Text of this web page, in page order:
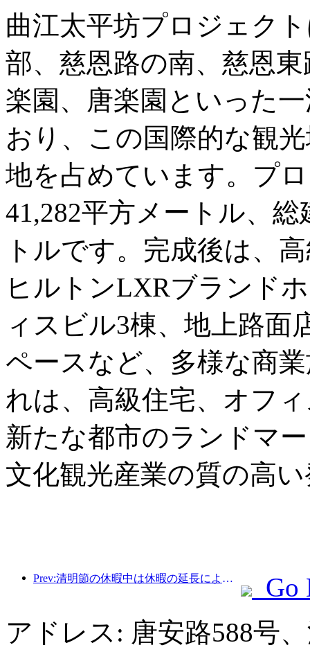
曲江太平坊プロジェク
部、慈恩路の南、慈恩
楽園、唐楽園といった
おり、この国際的な観
地を占めています。プ
41,282平方メートル、
トルです。完成後は、
ヒルトンLXRブランド
ィスビル3棟、地上路面
ペースなど、多様な商
れは、高級住宅、オフ
新たな都市のランドマ
文化観光産業の質の高
Prev:清明節の休暇中は休暇の延長により旅行が急増し、多くの都市で外出や花見のために訪問者数が増加した。
Go
アドレス: 唐安路588号